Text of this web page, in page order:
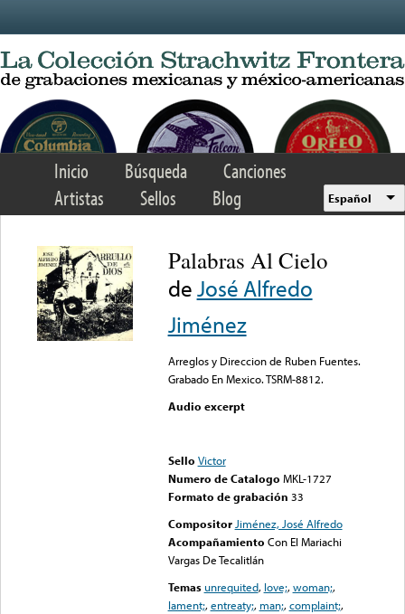
Inicio Búsqueda
Canciones
Artistas
Sellos Blog Español
Palabras Al Cielo
deJosé Alfredo
Jiménez
Arreglos y Direccion de Ruben Fuentes.
Grabado En Mexico. TSRM-8812.
Audio excerpt
Sello Victor
Numero de Catalogo MKL-1727
Formato de grabación 33
Compositor Jiménez, José Alfredo
Acompañamiento Con El Mariachi
Vargas De Tecalitlán
Temas unrequited, love;,woman;,
lament;,entreaty;, man;,complaint;,